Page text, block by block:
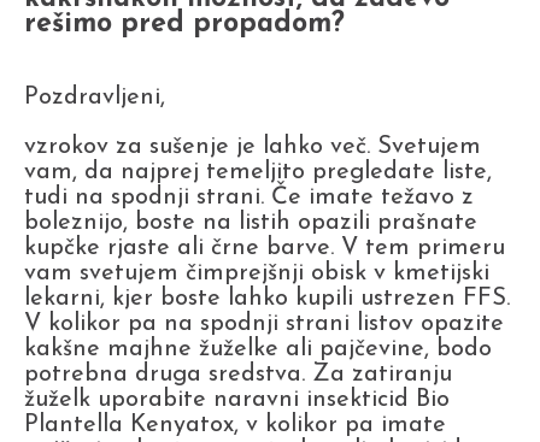
rešimo pred propadom?
Pozdravljeni,
vzrokov za sušenje je lahko več. Svetujem
vam, da najprej temeljito pregledate liste,
tudi na spodnji strani. Če imate težavo z
boleznijo, boste na listih opazili prašnate
kupčke rjaste ali črne barve. V tem primeru
vam svetujem čimprejšnji obisk v kmetijski
lekarni, kjer boste lahko kupili ustrezen FFS.
V kolikor pa na spodnji strani listov opazite
kakšne majhne žuželke ali pajčevine, bodo
potrebna druga sredstva. Za zatiranju
žuželk uporabite naravni insekticid Bio
Plantella Kenyatox, v kolikor pa imate